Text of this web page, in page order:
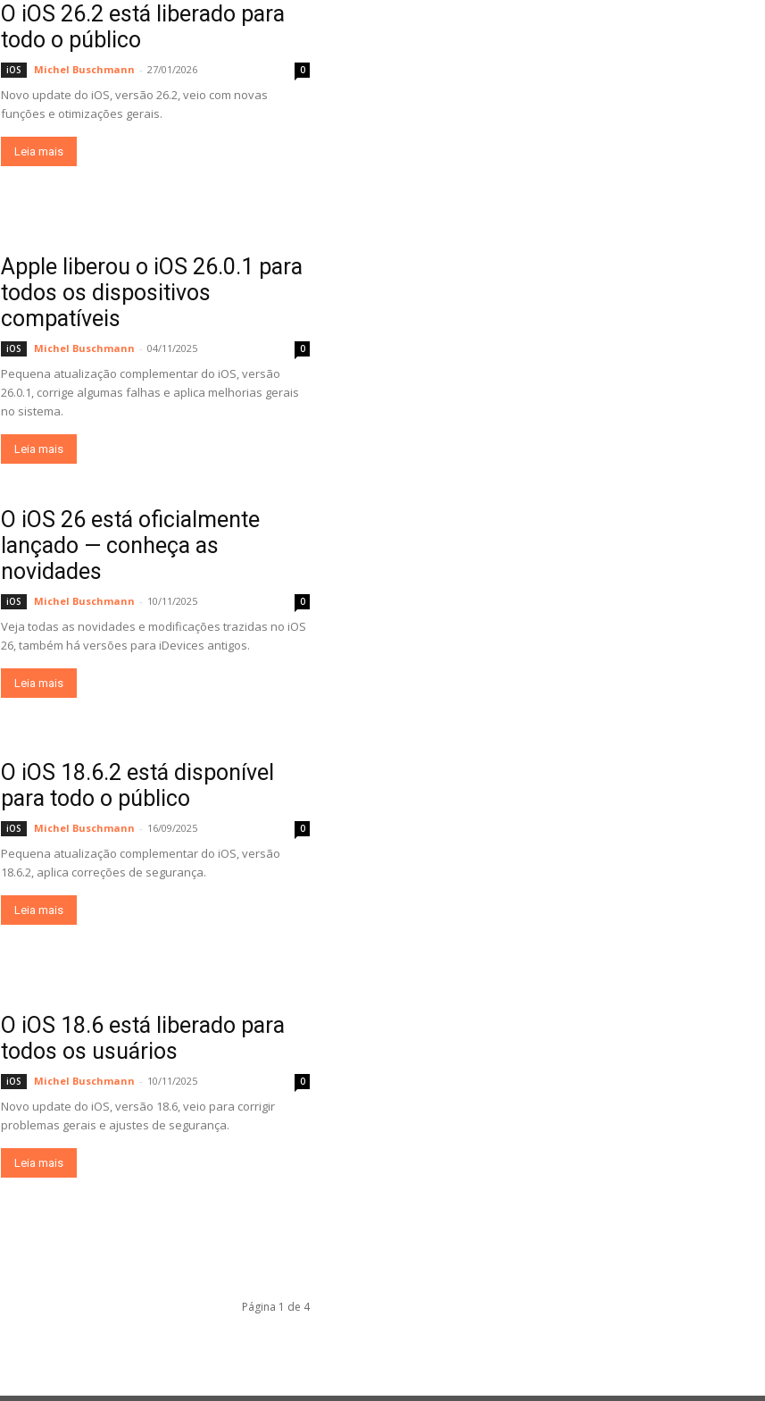
O iOS 26.2 está liberado para
todo o público
iOS Michel Buschmann - 27/01/2026 0
Novo update do iOS, versão 26.2, veio com novas
funções e otimizações gerais.
Leia mais
Apple liberou o iOS 26.0.1 para
todos os dispositivos
compatíveis
iOS Michel Buschmann - 04/11/2025 0
Pequena atualização complementar do iOS, versão
26.0.1, corrige algumas falhas e aplica melhorias gerais
no sistema.
Leia mais
O iOS 26 está oficialmente
lançado — conheça as
novidades
iOS Michel Buschmann - 10/11/2025 0
Veja todas as novidades e modificações trazidas no iOS
26, também há versões para iDevices antigos.
Leia mais
O iOS 18.6.2 está disponível
para todo o público
iOS Michel Buschmann - 16/09/2025 0
Pequena atualização complementar do iOS, versão
18.6.2, aplica correções de segurança.
Leia mais
O iOS 18.6 está liberado para
todos os usuários
iOS Michel Buschmann - 10/11/2025 0
Novo update do iOS, versão 18.6, veio para corrigir
problemas gerais e ajustes de segurança.
Leia mais
Página 1 de 4